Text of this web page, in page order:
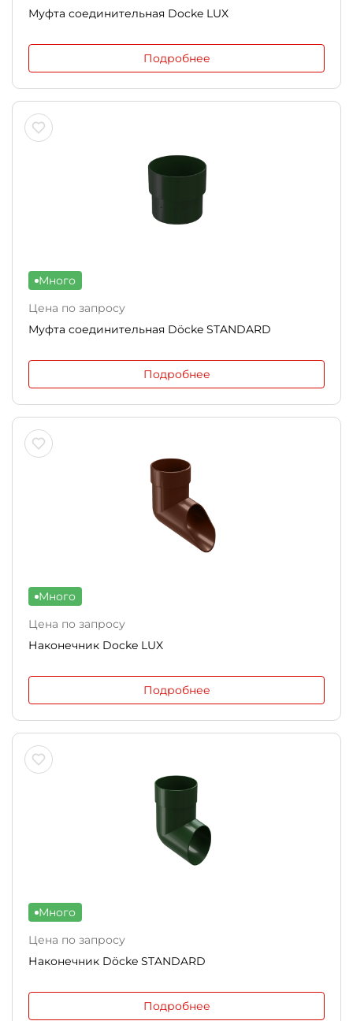
Муфта соединительная Docke LUX
Подробнее
Много
Цена по запросу
Муфта соединительная Döcke STANDARD
Подробнее
Много
Цена по запросу
Наконечник Docke LUX
Подробнее
Много
Цена по запросу
Наконечник Döcke STANDARD
Подробнее